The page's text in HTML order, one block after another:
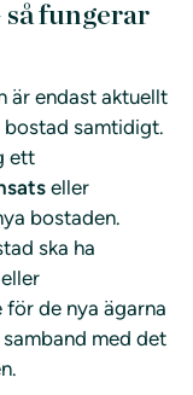
så fungerar
är endast aktuellt
bostad samtidigt.
ett
eller
bostaden.
ska ha
de nya ägarna
med det